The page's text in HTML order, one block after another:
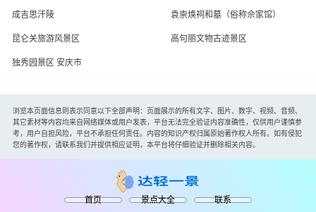
成吉思汗陵 袁崇焕祠和墓（俗称佘家馆）
昆仑关旅游风景区 高句丽文物古迹景区
独秀园景区 安庆市
浏览本页面信息则表示同意以下全部声明：页面展示的所有文字、图片、数字、视频、音频、
其它素材等内容均来自网络媒体或用户发表，平台无法完全验证内容准确性，仅供用户谨慎参
考，用户自担风险，平台不承担任何责任。内容的知识产权归属原始著作权人所有。如有侵犯
您的著作权，请联系我们并提供相应证明，本平台将仔细验证并删除相关内容。
首页 景点大全 联系